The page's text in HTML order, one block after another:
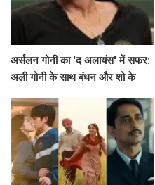
अर्सलन गोनी का 'द अलायंस' में सफर:
अली गोनी के साथ बंधन और शो के